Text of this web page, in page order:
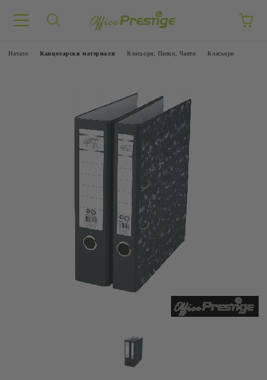
Начало Канцеларски материали Класьори, Папки, Чанти Класьори